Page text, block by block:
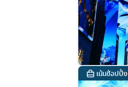
เน้นช้อปปิ้ง